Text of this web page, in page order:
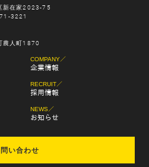
在家2023-75
3221
人町1870
COMPANY／
企業情報
RECRUIT／
採用情報
NEWS／
お知らせ
い合わせ